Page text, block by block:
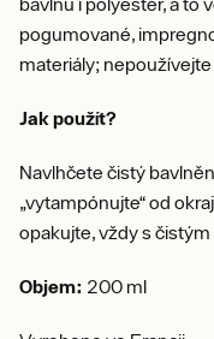
pogumované,
materiály;
Jak použít?
Navlhčete čistý
„vytampónujte“ od
opakujte, vždy s čistým
Objem: 200 ml